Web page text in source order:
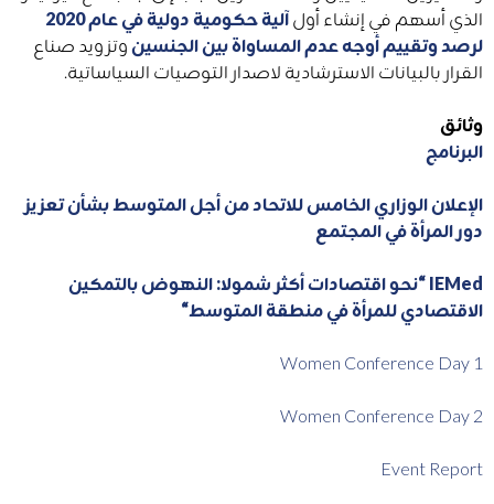
الذي أسهم في إنشاء أولآلية حكومية دولية في
عام 2020
لرصد وتقييم أوجه عدم المساواة بين الجنسين وتزويد صناع
القرار بالبيانات الاسترشادية لاصدار التوصيات السياساتية.
وثائق
البرنامج
الإعلان الوزاري الخامس للاتحاد من أجل المتوسط ​​بشأن تعزيز
دور المرأة في المجتمع
IEMed “ نحواقتصاداتأكثر شمولا: النهوضبالتمكين
الاقتصادي للمرأةفي منطقةالمتوسط“
Women Conference Day 1
Women Conference Day 2
Event Report